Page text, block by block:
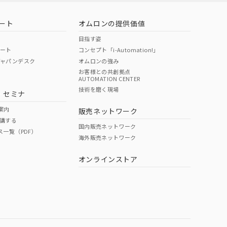
ト
ト
パンデスク
セミナ
内
する
覧（PDF）
オムロンの提供価値
目指す姿
コンセプト「i-Automation!」
オムロンの強み
お客様との共創拠点
AUTOMATION CENTER
技術を磨く現場
販売ネットワーク
国内販売ネットワーク
海外販売ネットワーク
オンラインストア